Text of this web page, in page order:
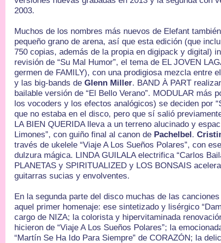
2003.
Muchos de los nombres más nuevos de Elefant
pequeño grano de arena, así que esta edición (que
750 copias, además de la propia en digipack y digital)
revisión de “Su Mal Humor”, el tema de EL JOVEN
germen de FAMILY), con una prodigiosa mezcla entre
y las big-bands deGlenn Miller. BAND À PART
bailable versión de “El Bello Verano”. MODULAR más
los vocoders y los efectos analógicos) se deciden por
que no estaba en el disco, pero que sí salió
LA BIEN QUERIDA lleva a un terreno alucinado y
Limones”, con guiño final al canon de Pachelbel.
través de ukelele “Viaje A Los Sueños Polares”, con
dulzura mágica. LINDA GUILALA electrifica “Carlos
PLANETAS y SPIRITUALIZED y LOS BONSAIS
guitarras sucias y envolventes.
En la segunda parte del disco muchas de las
aquel primer homenaje: ese sintetizado y lisérgico
cargo de NIZA; la colorista y hipervitaminada
hicieron de “Viaje A Los Sueños Polares”; la
“Martín Se Ha Ido Para Siempre” de CORAZÓN; la